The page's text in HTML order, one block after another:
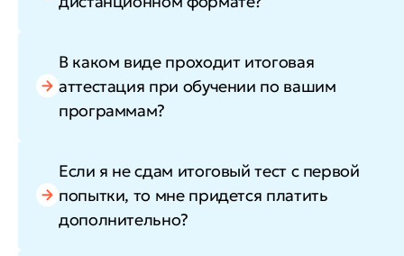
В каком виде проходит итоговая
аттестация при обучении по вашим
программам?
Если я не сдам итоговый тест с первой
попытки, то мне придется платить
дополнительно?